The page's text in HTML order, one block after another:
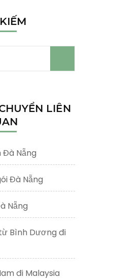
LIÊN
Đà Nẵng
Đà Nẵng
Nẵng
Bình Dương đi
đi Malaysia